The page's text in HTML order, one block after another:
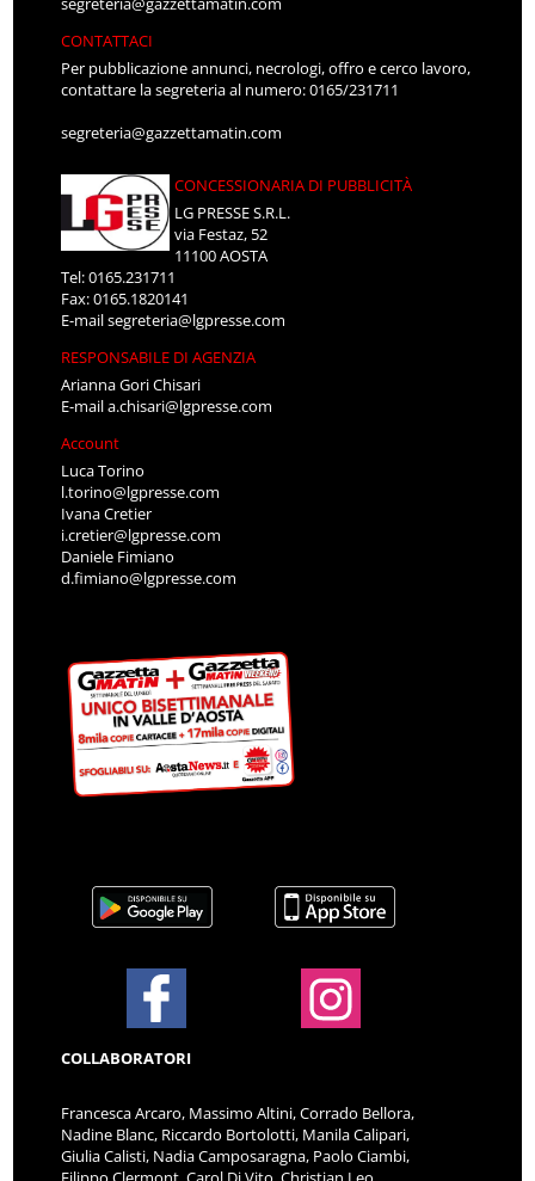
CONTATTACI
Per pubblicazione annunci, necrologi, offro e cerco lavoro,
contattare la segreteria al numero: 0165/231711
segreteria@gazzettamatin.com
CONCESSIONARIA DI PUBBLICITÀ
LG PRESSE S.R.L.
via Festaz, 52
11100 AOSTA
Tel: 0165.231711
Fax: 0165.1820141
E-mailsegreteria@lgpresse.com
RESPONSABILE DI AGENZIA
Arianna Gori Chisari
E-maila.chisari@lgpresse.com
Account
Luca Torino
l.torino@lgpresse.com
Ivana Cretier
i.cretier@lgpresse.com
Daniele Fimiano
d.fimiano@lgpresse.com
COLLABORATORI
Francesca Arcaro, Massimo Altini, Corrado Bellora,
Nadine Blanc, Riccardo Bortolotti, Manila Calipari,
Giulia Calisti, Nadia Camposaragna, Paolo Ciambi,